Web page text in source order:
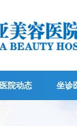
医院动态 坐诊